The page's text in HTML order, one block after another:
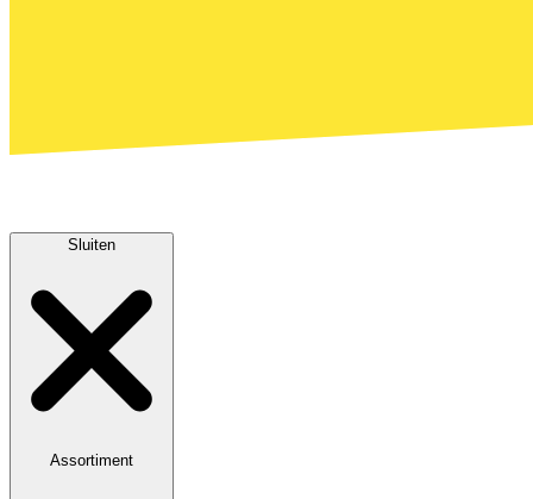
Sluiten
Assortiment